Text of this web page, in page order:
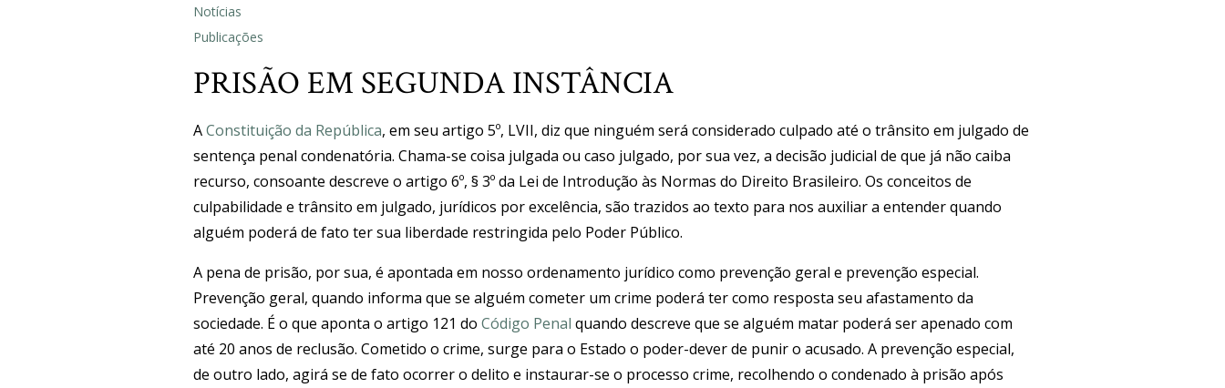
Notícias
Publicações
PRISÃO EM SEGUNDA INSTÂNCIA
AConstituição da República, em seu artigo 5º, LVII, diz que ninguém será considerado culpado até o trânsito em julgado de
sentença penal condenatória. Chama-se coisa julgada ou caso julgado, por sua vez, a decisão judicial de que já não caiba
recurso, consoante descreve o artigo 6º, § 3º da Lei de Introdução às Normas do Direito Brasileiro. Os conceitos de
culpabilidade e trânsito em julgado, jurídicos por excelência, são trazidos ao texto para nos auxiliar a entender quando
alguém poderá de fato ter sua liberdade restringida pelo Poder Público.
A pena de prisão, por sua, é apontada em nosso ordenamento jurídico como prevenção geral e prevenção especial.
Prevenção geral, quando informa que se alguém cometer um crime poderá ter como resposta seu afastamento da
sociedade. É o que aponta o artigo 121 do Código Penal quando descreve que se alguém matar poderá ser apenado com
até 20 anos de reclusão. Cometido o crime, surge para o Estado o poder-dever de punir o acusado. A prevenção especial,
de outro lado, agirá se de fato ocorrer o delito e instaurar-se o processo crime, recolhendo o condenado à prisão após